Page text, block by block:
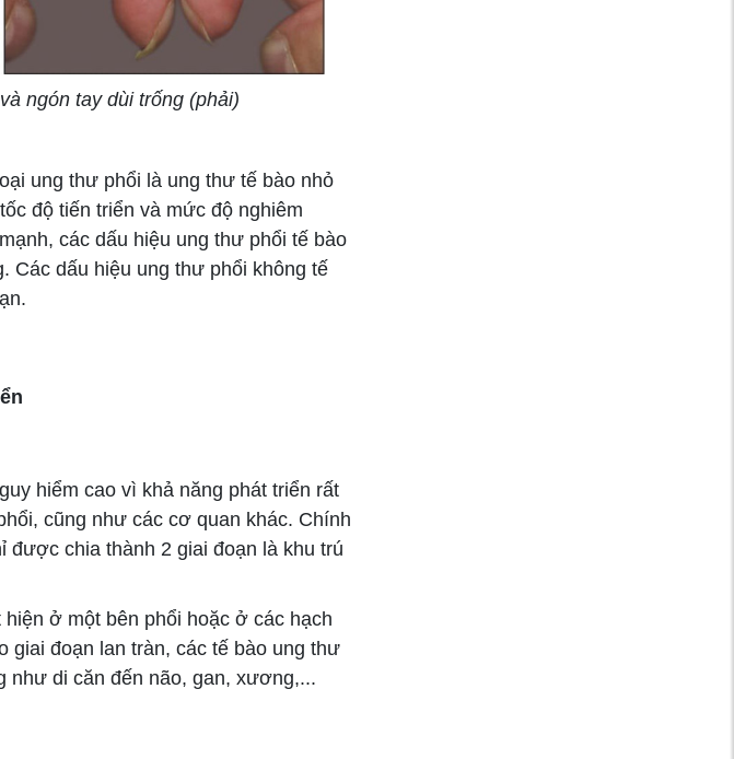
ngón tay dùi trống (phải)
ung thư phổi là ung thư tế bào nhỏ
độ tiến triển và mức độ nghiêm
các dấu hiệu ung thư phổi tế bào
Các dấu hiệu ung thư phổi không tế
hiểm cao vì khả năng phát triển rất
cũng như các cơ quan khác. Chính
được chia thành 2 giai đoạn là khu trú
ở một bên phổi hoặc ở các hạch
giai đoạn lan tràn, các tế bào ung thư
như di căn đến não, gan, xương,...